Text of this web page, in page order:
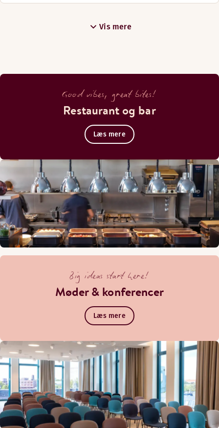
Vis mere
Good vibes, great bites!
Restaurant og bar
Læs mere
Big ideas start here!
Møder & konferencer
Læs mere